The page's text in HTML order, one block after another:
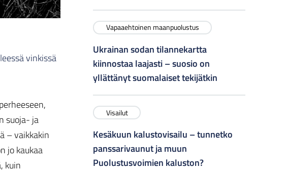
vinkissä
suoja- ja
– vaikkakin
jo kaukaa
kuin
Vapaaehtoinen maanpuolustus
Ukrainan sodan tilannekartta
kiinnostaa laajasti – suosio on
yllättänyt suomalaiset tekijätkin
Visailut
Kesäkuun kalustovisailu – tunnetko
panssarivaunut ja muun
Puolustusvoimien kaluston?